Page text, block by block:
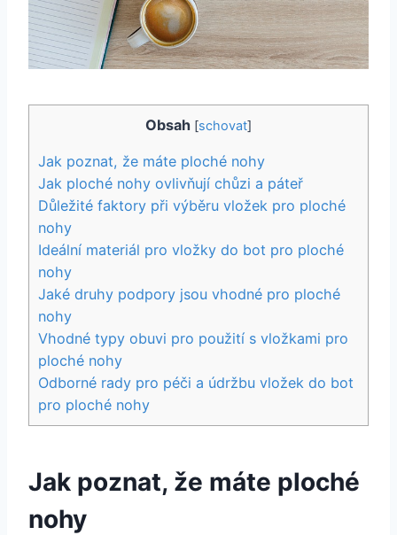
Obsah [schovat]
Jak poznat, že máte ploché nohy
Jak ploché nohy ovlivňují chůzi a páteř
Důležité faktory při výběru vložek pro ploché
nohy
Ideální materiál pro vložky do bot pro ploché
nohy
Jaké druhy podpory jsou vhodné pro ploché
nohy
Vhodné typy obuvi pro použití s vložkami pro
ploché nohy
Odborné rady pro péči a údržbu vložek do bot
pro ploché nohy
Jak poznat, že máte ploché
nohy